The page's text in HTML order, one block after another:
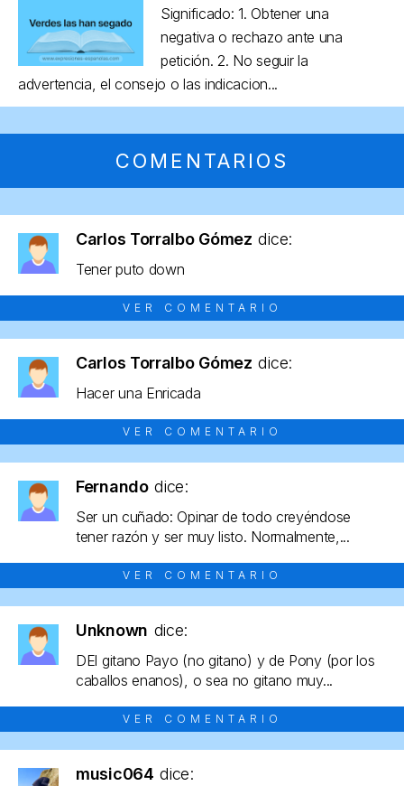
Significado: 1. Obtener una
negativa o rechazo ante una
petición. 2. No seguir la
advertencia, el consejo o las indicacion...
COMENTARIOS
Carlos Torralbo Gómez dice:
Tener puto down
VER COMENTARIO
Carlos Torralbo Gómez dice:
Hacer una Enricada
VER COMENTARIO
Fernando dice:
Ser un cuñado: Opinar de todo creyéndose
tener razón y ser muy listo. Normalmente,...
VER COMENTARIO
Unknown dice:
DEl gitano Payo (no gitano) y de Pony (por los
caballos enanos), o sea no gitano muy...
VER COMENTARIO
music064 dice: